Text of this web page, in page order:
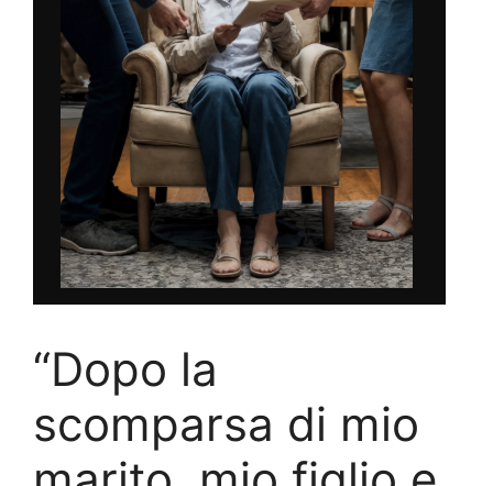
“Dopo la
scomparsa di mio